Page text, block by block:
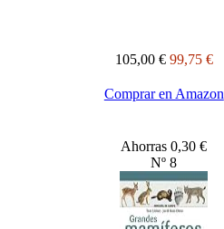
105,00 € 99,75 €
Comprar en Amazon
Ahorras 0,30 €
Nº 8